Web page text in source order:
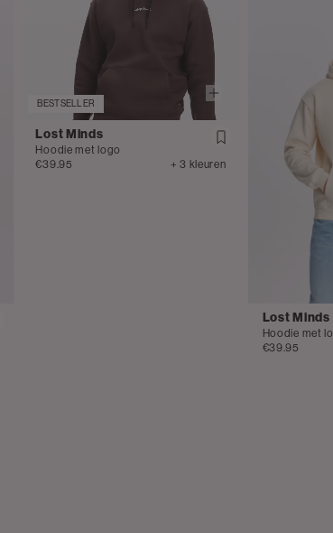
BESTSELLER
Lost Minds
Hoodie met logo
€39.95
+ 3 kleuren
Lost Minds
Hoodie met
€39.95